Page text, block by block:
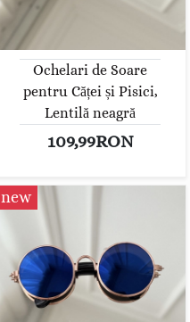
Ochelari de Soare
pentru Căței și Pisici,
Lentilă neagră
109,99RON
new